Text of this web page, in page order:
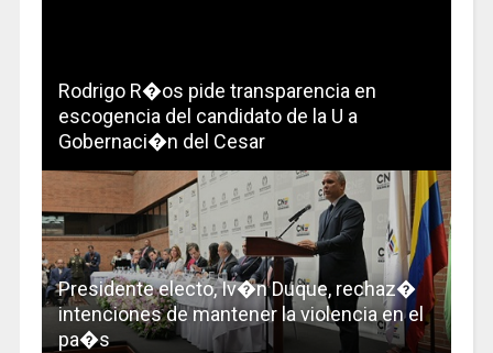
Rodrigo R�os pide transparencia en
escogencia del candidato de la U a
Gobernaci�n del Cesar
Presidente electo, Iv�n Duque, rechaz�
intenciones de mantener la violencia en el
pa�s